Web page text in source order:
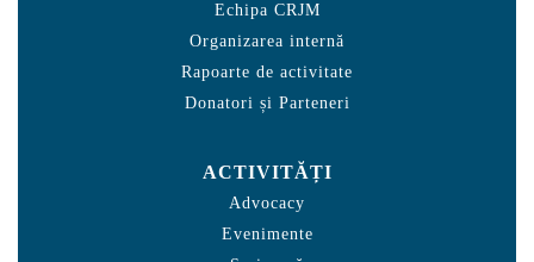
Echipa CRJM
Organizarea internă
Rapoarte de activitate
Donatori și Parteneri
ACTIVITĂȚI
Advocacy
Evenimente